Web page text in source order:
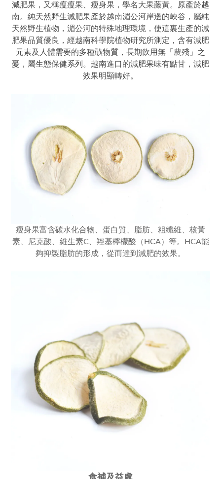
減肥果，又稱瘦瘦果、瘦身果，學名大果藤黃。原產於越
南。純天然野生減肥果產於越南湄公河岸邊的峽谷，屬純
天然野生植物，湄公河的特殊地理環境，使這裏生產的減
肥果品質優良，經越南科學院植物研究所測定，含有減肥
元素及人體需要的多種礦物質，長期飲用無「農殘」之
憂，屬生態保健系列。越南進口的減肥果味有點甘，減肥
效果明顯轉好。
瘦身果富含碳水化合物、蛋白質、脂肪、粗纖維、核黃
素、尼克酸、維生素C、羥基檸檬酸（HCA）等。HCA能
夠抑製脂肪的形成，從而達到減肥的效果。
食補及益處